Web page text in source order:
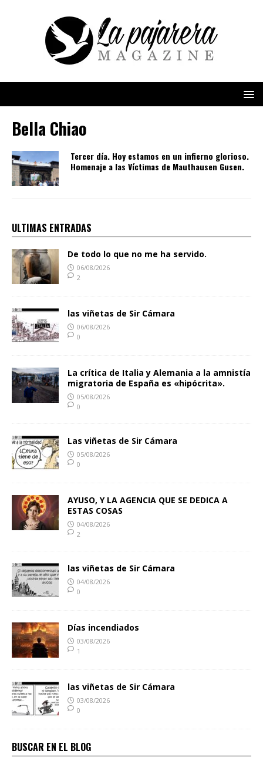
Bella Chiao
Tercer día. Hoy estamos en un infierno glorioso.
Homenaje a las Víctimas de Mauthausen Gusen.
ULTIMAS ENTRADAS
De todo lo que no me ha servido.
06/08/2026
2
las viñetas de Sir Cámara
06/08/2026
0
La crítica de Italia y Alemania a la amnistía
migratoria de España es «hipócrita».
05/08/2026
0
Las viñetas de Sir Cámara
05/08/2026
0
AYUSO, Y LA AGENCIA QUE SE DEDICA A
ESTAS COSAS
04/08/2026
2
las viñetas de Sir Cámara
04/08/2026
0
Días incendiados
03/08/2026
1
las viñetas de Sir Cámara
03/08/2026
0
BUSCAR EN EL BLOG